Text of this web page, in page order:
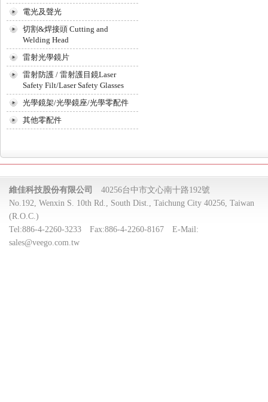
電光及聲光
切割&焊接頭 Cutting and
Welding Head
雷射光學鏡片
雷射防護 / 雷射護目鏡Laser
Safety Filt/Laser Safety Glasses
光學鏡架/光學鏡座/光學零配件
其他零配件
維佳科技股份有限公司
40256台中市文心南十路192號
No.192, Wenxin S. 10th Rd., South Dist., Taichung City 40256, Taiwan
(R.O.C.)
Tel:886-4-2260-3233 Fax:886-4-2260-8167 E-Mail:
sales@veego.com.tw